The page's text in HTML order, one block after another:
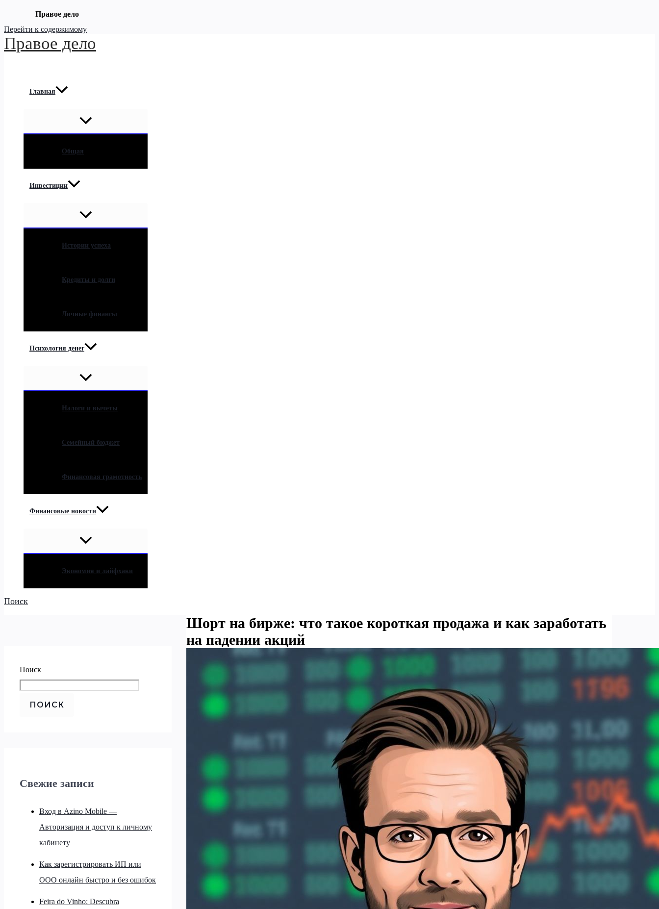
Правое дело
Перейти к содержимому
Правое дело
Главная
Общая
Инвестиции
Истории успеха
Кредиты и долги
Личные финансы
Психология денег
Налоги и вычеты
Семейный бюджет
Финансовая грамотность
Финансовые новости
Экономия и лайфхаки
Поиск
Поиск
ПОИСК
Свежие записи
Вход в Azino Mobile —
Авторизация и доступ к личному
кабинету
Как зарегистрировать ИП или
ООО онлайн быстро и без ошибок
Feira do Vinho: Descubra
Шорт на бирже: что такое короткая продажа и как заработать
на падении акций